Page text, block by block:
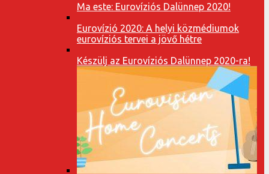
Ma este: Eurovíziós Dalünnep 2020!
Eurovízió 2020: A helyi közmédiumok
eurovíziós tervei a jövő hétre
Készülj az Eurovíziós Dalünnep 2020-ra!